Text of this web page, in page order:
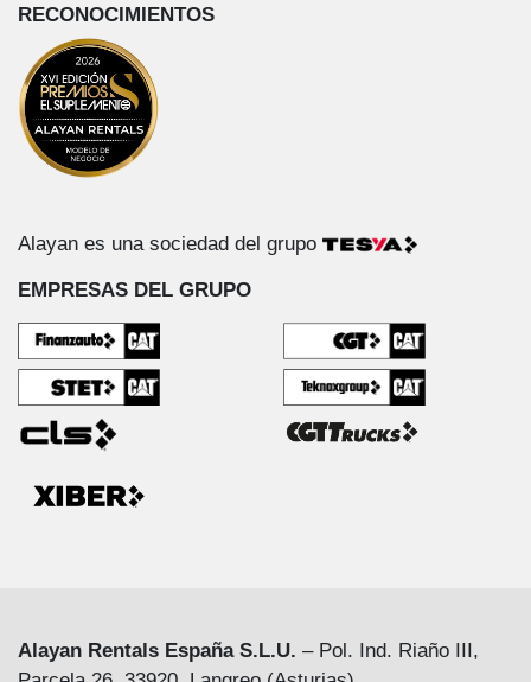
RECONOCIMIENTOS
Alayan es una sociedad del grupo
EMPRESAS DEL GRUPO
Alayan Rentals España S.L.U. – Pol. Ind. Riaño III,